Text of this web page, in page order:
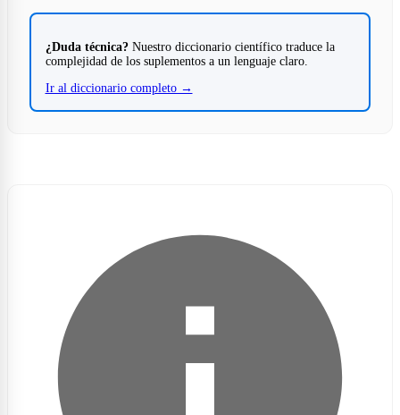
¿Duda técnica?Nuestro diccionario científico traduce la
complejidad de los suplementos a un lenguaje claro.
Ir al diccionario completo →